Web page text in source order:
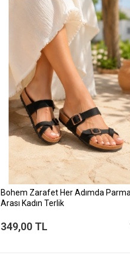
Bohem Zarafet Her Adımda
Arası Kadın Terlik
349,00 TL